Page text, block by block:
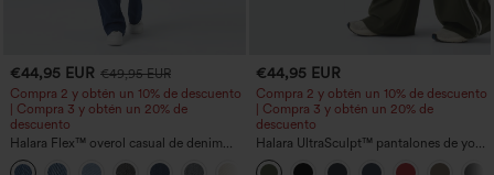
€44,95 EUR €49,95 EUR
Compra 2 y obtén un 10% de descuento
| Compra 3 y obtén un 20% de
descuento
Halara Flex™ overol casual de denim
lavado con escote en V y bolsillos
€44,95 EUR
Compra 2 y obtén un 10% de descuento
| Compra 3 y obtén un 20% de
descuento
Halara UltraSculpt™ pantalones de yoga
holgados de talle alto con control